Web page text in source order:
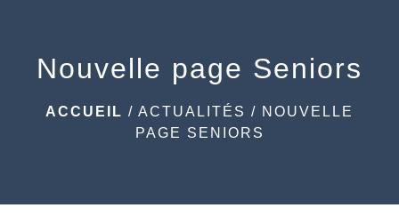
Nouvelle page Seniors
ACCUEIL / ACTUALITÉS / NOUVELLE
PAGE SENIORS